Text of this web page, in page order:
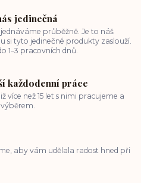
jedinečná
průběžně. Je to náš
si tyto jedinečné produkty zaslouží.
1–3 pracovních dnů.
každodenní práce
více než 15 let s nimi pracujeme a
aby vám udělala radost hned při